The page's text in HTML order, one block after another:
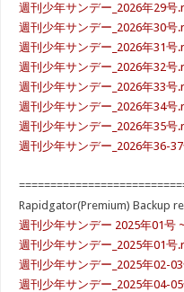
週刊少年サンデー_2026年29号
週刊少年サンデー_2026年30号
週刊少年サンデー_2026年31号
週刊少年サンデー_2026年32号
週刊少年サンデー_2026年33号
週刊少年サンデー_2026年34号
週刊少年サンデー_2026年35号
週刊少年サンデー_2026年36-
Rapidgator(Premium) Backup
週刊少年サンデー 2025年01号
週刊少年サンデー_2025年01号
週刊少年サンデー_2025年02-
週刊少年サンデー_2025年04-